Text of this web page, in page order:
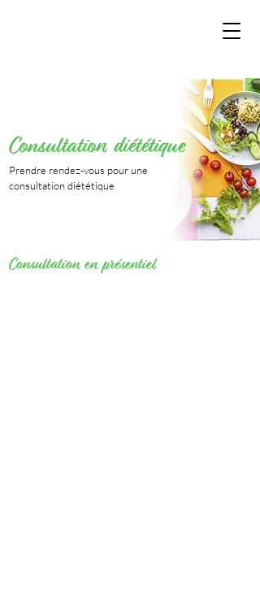
Consultation diététique
Prendre rendez-vous pour une
consultation diététique
Consultation en présentiel